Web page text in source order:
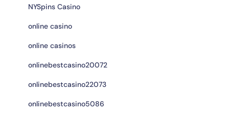
NYSpins Casino
online casino
online casinos
onlinebestcasino20072
onlinebestcasino22073
onlinebestcasino5086